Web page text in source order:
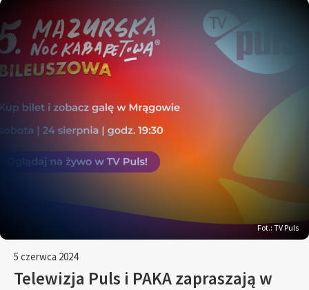
Fot.: TV Puls
5 czerwca 2024
Telewizja Puls i PAKA zapraszają w